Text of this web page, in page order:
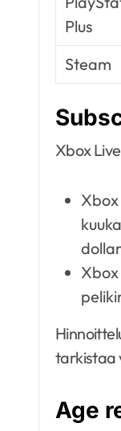
Plus
Steam
Xbox
tarkistaa
Age